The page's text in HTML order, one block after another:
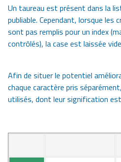
Un taureau est présent dans la
publiable. Cependant, lorsque les
sont pas remplis pour un index
contrôlés), la case est laissée
Afin de situer le potentiel
chaque caractère pris
utilisés, dont leur signification